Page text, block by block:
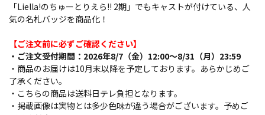
「Liella!のちゅーとりえら!! 2期」でもキャストが付けている、人
気の名札バッジを商品化！
【ご注文前に必ずご確認ください】
・ご注文受付期間：2026年8/7（金）12:00～8/31（月）23:59
・商品のお届けは10月末以降を予定しております。あらかじめご
了承ください。
・こちらの商品は送料日テレ負担となります。
・掲載画像は実物とは多少色味が違う場合がございます。予めご